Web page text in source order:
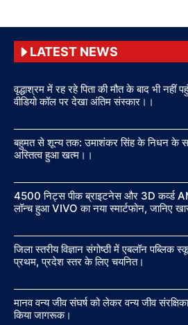
LATEST NEWS
वृद्धाश्रम में रह रहे पिता की मौत के बाद भी
वीडियो कॉल पर देखा अंतिम संस्कार।।
बहुमत से शून्य तक: उमाशंकर सिंह के निधन के
अस्तित्व हुआ खत्म।।
4500 निट्स पीक ब्राइटनेस और 3D कर्व्ड
लॉन्च हुआ VIVO का नया स्मार्टफोन, जानिए
जिला स्तरीय विज्ञान संगोष्ठी में एबलॉन पब्लिक
प्रथम, प्रदेश स्तर के लिए चयनित।
मानव वन्य जीव संघर्ष को लेकर वन्य जीव
किया जागरूक।